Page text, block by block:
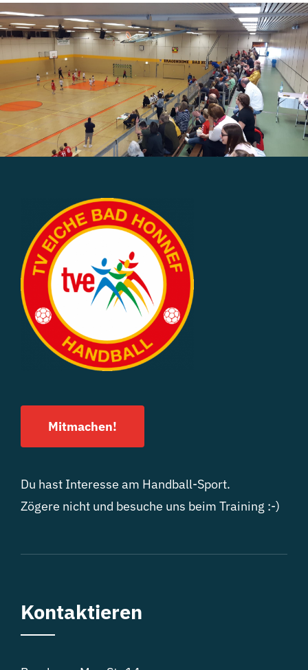
Mitmachen!
Du hast Interesse am Handball-Sport.
Zögere nicht und besuche uns beim Training :-)
Kontaktieren